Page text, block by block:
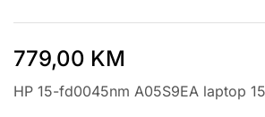
779,00 KM
HP 15-fd0045nm A05S9EA laptop